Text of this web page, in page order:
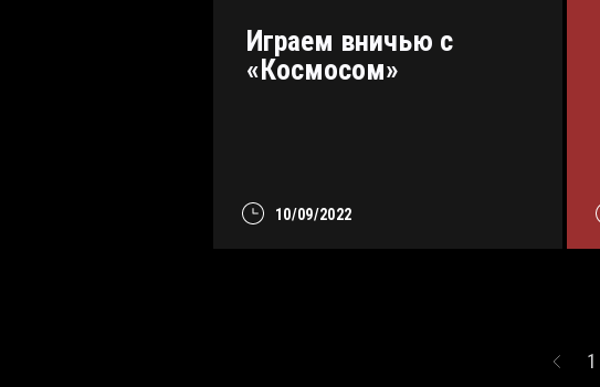
10/09/2022
Играем вничью с
«Космосом»
1